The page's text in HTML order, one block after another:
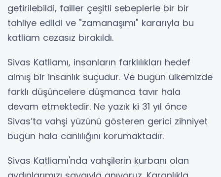
getirilebildi, failler çeşitli sebeplerle bir bir
tahliye edildi ve "zamanaşımı" kararıyla bu
katliam cezasız bırakıldı.
Sivas Katliamı, insanların farklılıkları hedef
almış bir insanlık suçudur. Ve bugün ülkemizde
farklı düşüncelere düşmanca tavır hala
devam etmektedir. Ne yazık ki 31 yıl önce
Sivas’ta vahşi yüzünü gösteren gerici zihniyet
bugün hala canlılığını korumaktadır.
Sivas Katliamı'nda vahşilerin kurbanı olan